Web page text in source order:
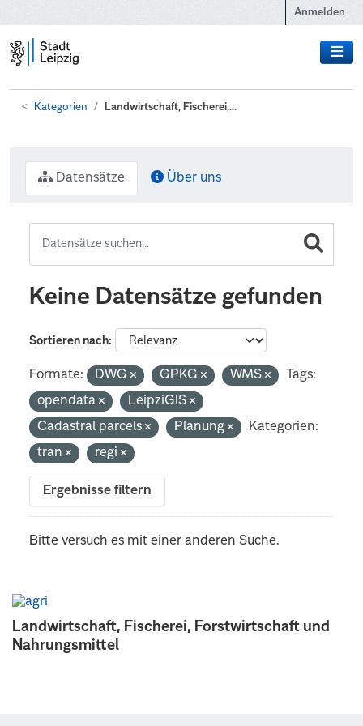
Anmelden
Kategorien Landwirtschaft, Fischerei,...
Landwirtschaft, Fischerei, Forstwirtschaft und
Nahrungsmittel
Datensätze Über uns
Keine Datensätze gefunden
Sortieren nach
Formate: DWG GPKG WMS
Tags:
opendata
LeipziGIS
Cadastral parcels
Planung
Kategorien:
tran
regi
Ergebnisse filtern
Bitte versuch es mit einer anderen Suche.